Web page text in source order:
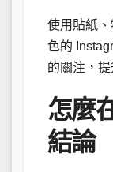
使用貼紙
色的
的關注，
怎麼
結論